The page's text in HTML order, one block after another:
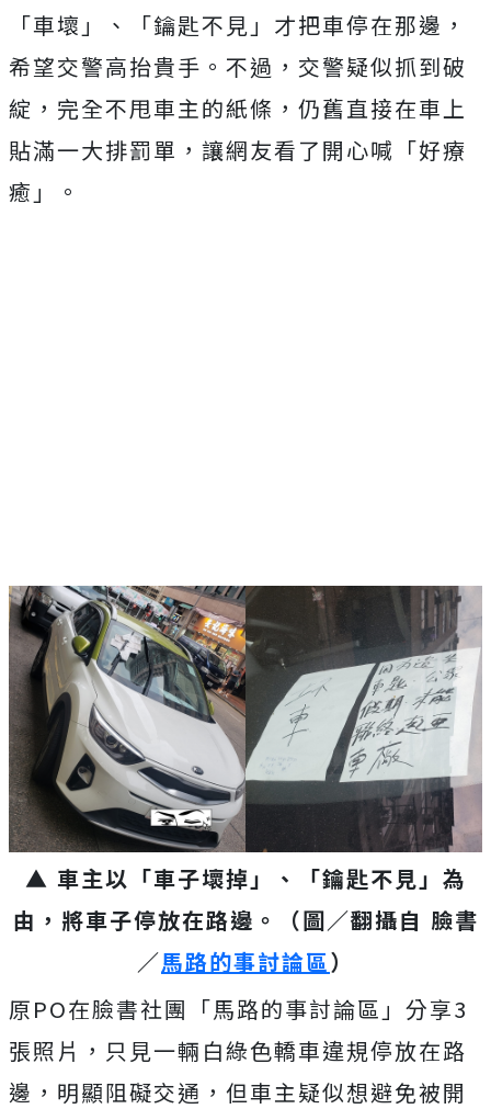
「車壞」、「鑰匙不見」才把車停在那邊，
希望交警高抬貴手。不過，交警疑似抓到破
綻，完全不甩車主的紙條，仍舊直接在車上
貼滿一大排罰單，讓網友看了開心喊「好療
癒」。
▲ 車主以「車子壞掉」、「鑰匙不見」為
由，將車子停放在路邊。（圖／翻攝自 臉書
／馬路的事討論區）
原PO在臉書社團「馬路的事討論區」分享3
張照片，只見一輛白綠色轎車違規停放在路
邊，明顯阻礙交通，但車主疑似想避免被開